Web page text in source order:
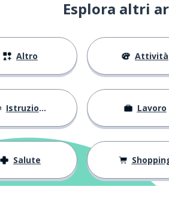
così (tanto)
un formato
Esplora altri
Altro Attività
Istruzione Lavoro
Salute